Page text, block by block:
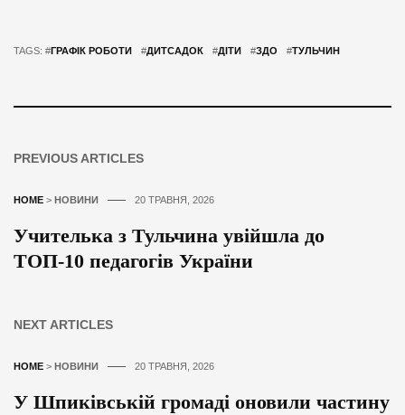
TAGS: #ГРАФІК РОБОТИ #ДИТСАДОК #ДІТИ #ЗДО #ТУЛЬЧИН
PREVIOUS ARTICLES
HOME > НОВИНИ 20 ТРАВНЯ, 2026
Учителька з Тульчина увійшла до
ТОП-10 педагогів України
NEXT ARTICLES
HOME > НОВИНИ 20 ТРАВНЯ, 2026
У Шпиківській громаді оновили частину